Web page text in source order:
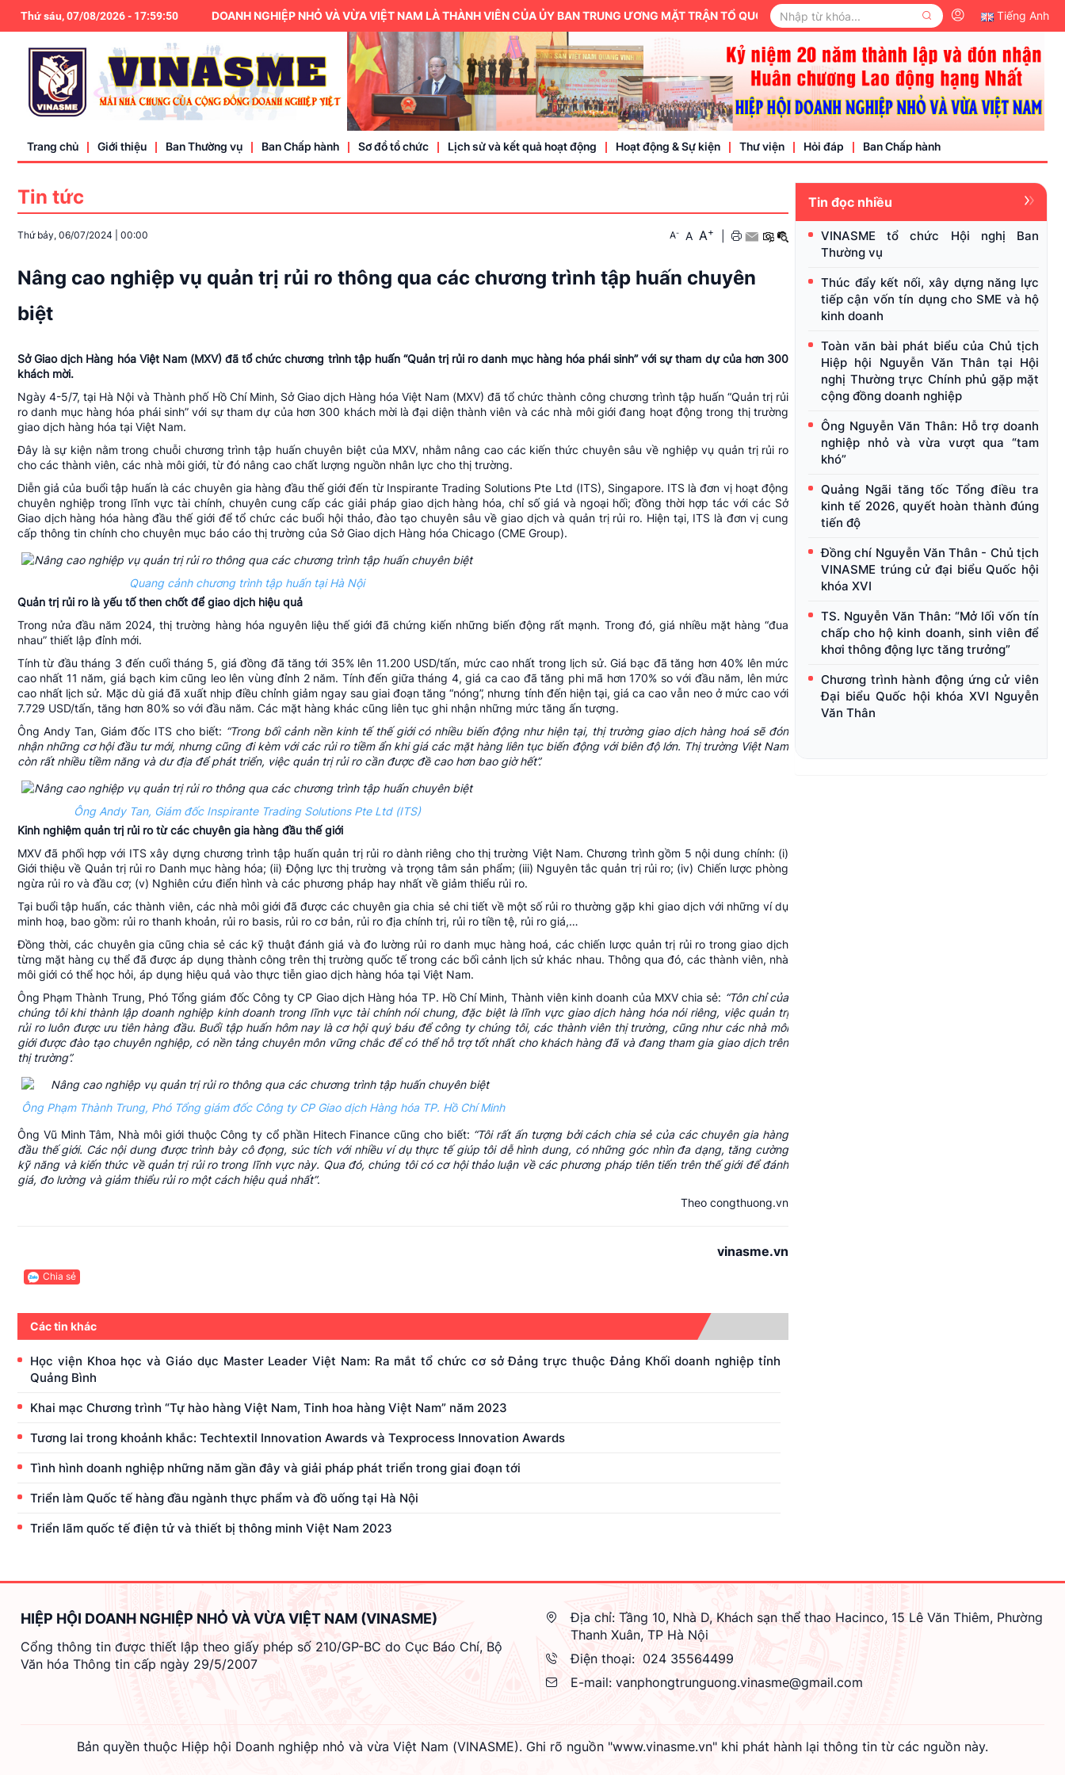
Thứ sáu, 07/08/2026- 17:59:51
HIỆP HỘI DOANH NGHIỆP NHỎ VÀ VỪA VIỆT NAM LÀ THÀNH VIÊN CỦA ỦY BAN TRUNG ƯƠNG MẶT TRẬN TỔ QUỐC VIỆT NAM. Tiếng Anh
Trang chủ Giới thiệu
Điều lệ
Liên hệ
Ban Thường vụ Ban Chấp hành Sơ đồ tổ chức Lịch sử và kết quả hoạt động Hoạt động & Sự kiện
Trung ương hội
Thành viên
Doanh nhân, doanh nghiệp
Thư viện
Video
Văn bản pháp luật
Hỏi đáp Ban Chấp hành
Tin tức
Thứ bảy, 06/07/2024 00:00 A- A A+
Nâng cao nghiệp vụ quản trị rủi ro thông qua các chương trình tập huấn chuyên
biệt
Sở Giao dịch Hàng hóa Việt Nam (MXV) đã tổ chức chương trình tập huấn “Quản trị rủi ro danh mục hàng hóa phái sinh” với sự tham dự của hơn 300
khách mời.
Ngày 4-5/7, tại Hà Nội và Thành phố Hồ Chí Minh, Sở Giao dịch Hàng hóa Việt Nam (MXV) đã tổ chức thành công chương trình tập huấn “Quản trị rủi
ro danh mục hàng hóa phái sinh” với sự tham dự của hơn 300 khách mời là đại diện thành viên và các nhà môi giới đang hoạt động trong thị trường
giao dịch hàng hóa tại Việt Nam.
Đây là sự kiện nằm trong chuỗi chương trình tập huấn chuyên biệt của MXV, nhằm nâng cao các kiến thức chuyên sâu về nghiệp vụ quản trị rủi ro
cho các thành viên, các nhà môi giới, từ đó nâng cao chất lượng nguồn nhân lực cho thị trường.
Diễn giả của buổi tập huấn là các chuyên gia hàng đầu thế giới đến từ Inspirante Trading Solutions Pte Ltd (ITS), Singapore. ITS là đơn vị hoạt động
chuyên nghiệp trong lĩnh vực tài chính, chuyên cung cấp các giải pháp giao dịch hàng hóa, chỉ số giá và ngoại hối; đồng thời hợp tác với các Sở
Giao dịch hàng hóa hàng đầu thế giới để tổ chức các buổi hội thảo, đào tạo chuyên sâu về giao dịch và quản trị rủi ro. Hiện tại, ITS là đơn vị cung
cấp thông tin chính cho chuyên mục báo cáo thị trường của Sở Giao dịch Hàng hóa Chicago (CME Group).
Quang cảnh chương trình tập huấn tại Hà Nội
Quản trị rủi ro là yếu tố then chốt để giao dịch hiệu quả
Trong nửa đầu năm 2024, thị trường hàng hóa nguyên liệu thế giới đã chứng kiến những biến động rất mạnh. Trong đó, giá nhiều mặt hàng “đua
nhau” thiết lập đỉnh mới.
Tính từ đầu tháng 3 đến cuối tháng 5, giá đồng đã tăng tới 35% lên 11.200 USD/tấn, mức cao nhất trong lịch sử. Giá bạc đã tăng hơn 40% lên mức
cao nhất 11 năm, giá bạch kim cũng leo lên vùng đỉnh 2 năm. Tính đến giữa tháng 4, giá ca cao đã tăng phi mã hơn 170% so với đầu năm, lên mức
cao nhất lịch sử. Mặc dù giá đã xuất nhịp điều chỉnh giảm ngay sau giai đoạn tăng “nóng”, nhưng tính đến hiện tại, giá ca cao vẫn neo ở mức cao với
7.729 USD/tấn, tăng hơn 80% so với đầu năm. Các mặt hàng khác cũng liên tục ghi nhận những mức tăng ấn tượng.
Ông Andy Tan, Giám đốc ITS cho biết: “Trong bối cảnh nền kinh tế thế giới có nhiều biến động như hiện tại, thị trường giao dịch hàng hoá sẽ đón
nhận những cơ hội đầu tư mới, nhưng cũng đi kèm với các rủi ro tiềm ẩn khi giá các mặt hàng liên tục biến động với biên độ lớn. Thị trường Việt Nam
còn rất nhiều tiềm năng và dư địa để phát triển, việc quản trị rủi ro cần được đề cao hơn bao giờ hết”.
Ông Andy Tan, Giám đốc Inspirante Trading Solutions Pte Ltd (ITS)
Kinh nghiệm quản trị rủi ro từ các chuyên gia hàng đầu thế giới
MXV đã phối hợp với ITS xây dựng chương trình tập huấn quản trị rủi ro dành riêng cho thị trường Việt Nam. Chương trình gồm 5 nội dung chính: (i)
Giới thiệu về Quản trị rủi ro Danh mục hàng hóa; (ii) Động lực thị trường và trọng tâm sản phẩm; (iii) Nguyên tắc quản trị rủi ro; (iv) Chiến lược phòng
ngừa rủi ro và đầu cơ; (v) Nghiên cứu điển hình và các phương pháp hay nhất về giảm thiểu rủi ro.
Tại buổi tập huấn, các thành viên, các nhà môi giới đã được các chuyên gia chia sẻ chi tiết về một số rủi ro thường gặp khi giao dịch với những ví dụ
minh hoạ, bao gồm: rủi ro thanh khoản, rủi ro basis, rủi ro cơ bản, rủi ro địa chính trị, rủi ro tiền tệ, rủi ro giá,…
Đồng thời, các chuyên gia cũng chia sẻ các kỹ thuật đánh giá và đo lường rủi ro danh mục hàng hoá, các chiến lược quản trị rủi ro trong giao dịch
từng mặt hàng cụ thể đã được áp dụng thành công trên thị trường quốc tế trong các bối cảnh lịch sử khác nhau. Thông qua đó, các thành viên, nhà
môi giới có thể học hỏi, áp dụng hiệu quả vào thực tiễn giao dịch hàng hóa tại Việt Nam.
Ông Phạm Thành Trung, Phó Tổng giám đốc Công ty CP Giao dịch Hàng hóa TP. Hồ Chí Minh, Thành viên kinh doanh của MXV chia sẻ: “Tôn chỉ của
chúng tôi khi thành lập doanh nghiệp kinh doanh trong lĩnh vực tài chính nói chung, đặc biệt là lĩnh vực giao dịch hàng hóa nói riêng, việc quản trị
rủi ro luôn được ưu tiên hàng đầu. Buổi tập huấn hôm nay là cơ hội quý báu để công ty chúng tôi, các thành viên thị trường, cũng như các nhà môi
giới được đào tạo chuyên nghiệp, có nền tảng chuyên môn vững chắc để có thể hỗ trợ tốt nhất cho khách hàng đã và đang tham gia giao dịch trên
thị trường”.
Ông Phạm Thành Trung, Phó Tổng giám đốc Công ty CP Giao dịch Hàng hóa TP. Hồ Chí Minh
Ông Vũ Minh Tâm, Nhà môi giới thuộc Công ty cổ phần Hitech Finance cũng cho biết: “Tôi rất ấn tượng bởi cách chia sẻ của các chuyên gia hàng
đầu thế giới. Các nội dung được trình bày cô đọng, súc tích với nhiều ví dụ thực tế giúp tôi dễ hình dung, có những góc nhìn đa dạng, tăng cường
kỹ năng và kiến thức về quản trị rủi ro trong lĩnh vực này. Qua đó, chúng tôi có cơ hội thảo luận về các phương pháp tiên tiến trên thế giới để đánh
giá, đo lường và giảm thiểu rủi ro một cách hiệu quả nhất”.
Theo congthuong.vn
vinasme.vn
Chia sẻ
Các tin khác
Học viện Khoa học và Giáo dục Master Leader Việt Nam: Ra mắt tổ chức cơ sở Đảng trực thuộc Đảng Khối doanh nghiệp tỉnh
Quảng Bình
Khai mạc Chương trình “Tự hào hàng Việt Nam, Tinh hoa hàng Việt Nam” năm 2023
Tương lai trong khoảnh khắc: Techtextil Innovation Awards và Texprocess Innovation Awards
Tình hình doanh nghiệp những năm gần đây và giải pháp phát triển trong giai đoạn tới
Triển làm Quốc tế hàng đầu ngành thực phẩm và đồ uống tại Hà Nội
Triển lãm quốc tế điện tử và thiết bị thông minh Việt Nam 2023
Tin đọc nhiều
VINASME tổ chức Hội nghị Ban
Thường vụ
Thúc đẩy kết nối, xây dựng năng lực
tiếp cận vốn tín dụng cho SME và hộ
kinh doanh
Toàn văn bài phát biểu của Chủ tịch
Hiệp hội Nguyễn Văn Thân tại Hội
nghị Thường trực Chính phủ gặp mặt
cộng đồng doanh nghiệp
Ông Nguyễn Văn Thân: Hỗ trợ doanh
nghiệp nhỏ và vừa vượt qua “tam
khó”
Quảng Ngãi tăng tốc Tổng điều tra
kinh tế 2026, quyết hoàn thành đúng
tiến độ
Đồng chí Nguyễn Văn Thân - Chủ tịch
VINASME trúng cử đại biểu Quốc hội
khóa XVI
TS. Nguyễn Văn Thân: “Mở lối vốn tín
chấp cho hộ kinh doanh, sinh viên để
khơi thông động lực tăng trưởng”
Chương trình hành động ứng cử viên
Đại biểu Quốc hội khóa XVI Nguyễn
Văn Thân
HIỆP HỘI DOANH NGHIỆP NHỎ VÀ VỪA VIỆT NAM (VINASME)
Cổng thông tin được thiết lập theo giấy phép số 210/GP-BC do Cục Báo Chí, Bộ
Văn hóa Thông tin cấp ngày 29/5/2007
Địa chỉ: Tầng 10, Nhà D, Khách sạn thể thao Hacinco, 15 Lê Văn Thiêm, Phường
Thanh Xuân, TP Hà Nội
Điện thoại: 024 35564499
E-mail: vanphongtrunguong.vinasme@gmail.com
Bản quyền thuộc Hiệp hội Doanh nghiệp nhỏ và vừa Việt Nam (VINASME). Ghi rõ nguồn "www.vinasme.vn" khi phát hành lại thông tin từ các nguồn này.